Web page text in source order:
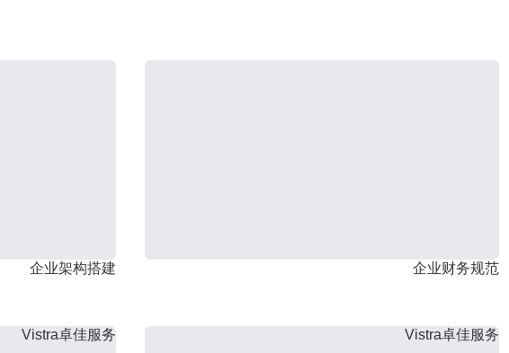
企业架构搭建 企业财务规范
Vistra卓佳服务 Vistra卓佳服务